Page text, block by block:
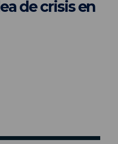
de crisis en